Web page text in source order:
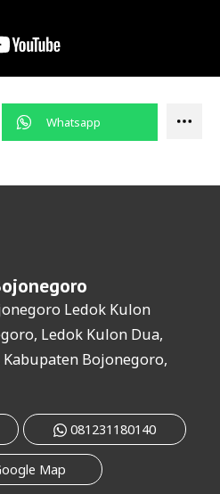
Ledok Kulon
Ledok Kulon Dua,
Bojonegoro,
081231180140
Map